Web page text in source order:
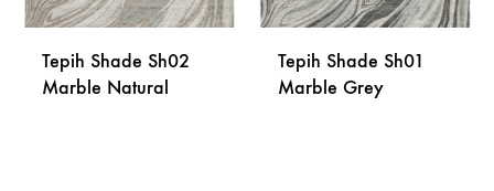
Tepih Shade Sh02
Marble Natural
Tepih Shade Sh01
Marble Grey